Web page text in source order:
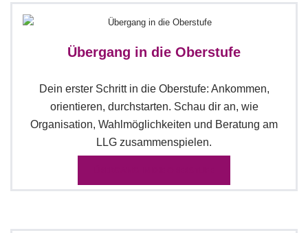
Übergang in die Oberstufe
Dein erster Schritt in die Oberstufe: Ankommen,
orientieren, durchstarten. Schau dir an, wie
Organisation, Wahlmöglichkeiten und Beratung am
LLG zusammenspielen.